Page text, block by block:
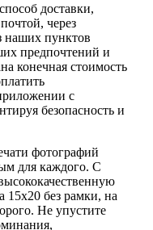
доставки,
через
наших пунктов
предпочтений и
конечная стоимость
с
безопасность и
фотографий
для каждого. С
15х20 без рамки, на
Не упустите